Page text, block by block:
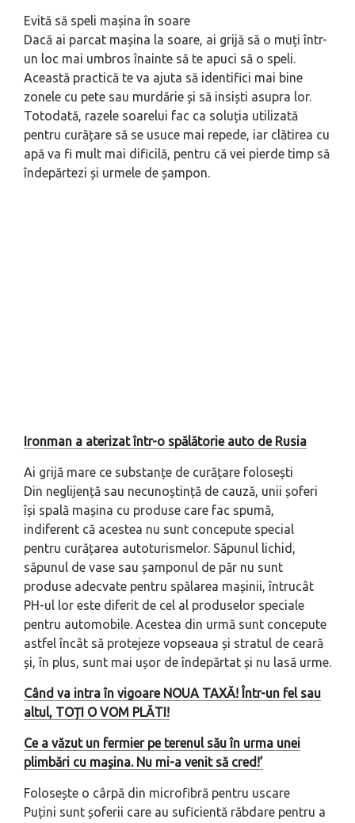
Evită să speli mașina în soare
Dacă ai parcat mașina la soare, ai grijă să o muți într-
un loc mai umbros înainte să te apuci să o speli.
Această practică te va ajuta să identifici mai bine
zonele cu pete sau murdărie și să insiști asupra lor.
Totodată, razele soarelui fac ca soluția utilizată
pentru curățare să se usuce mai repede, iar clătirea cu
apă va fi mult mai dificilă, pentru că vei pierde timp să
îndepărtezi și urmele de șampon.
Ironman a aterizat într-o spălătorie auto de Rusia
Ai grijă mare ce substanțe de curățare folosești
Din neglijență sau necunoștință de cauză, unii șoferi
își spală mașina cu produse care fac spumă,
indiferent că acestea nu sunt concepute special
pentru curățarea autoturismelor. Săpunul lichid,
săpunul de vase sau șamponul de păr nu sunt
produse adecvate pentru spălarea mașinii, întrucât
PH-ul lor este diferit de cel al produselor speciale
pentru automobile. Acestea din urmă sunt concepute
astfel încât să protejeze vopseaua și stratul de ceară
și, în plus, sunt mai ușor de îndepărtat și nu lasă urme.
Când va intra în vigoare NOUA TAXĂ! Într-un fel sau
altul, TOȚI O VOM PLĂTI!
Ce a văzut un fermier pe terenul său în urma unei
plimbări cu mașina. Nu mi-a venit să cred!’
Folosește o cârpă din microfibră pentru uscare
Puțini sunt șoferii care au suficientă răbdare pentru a